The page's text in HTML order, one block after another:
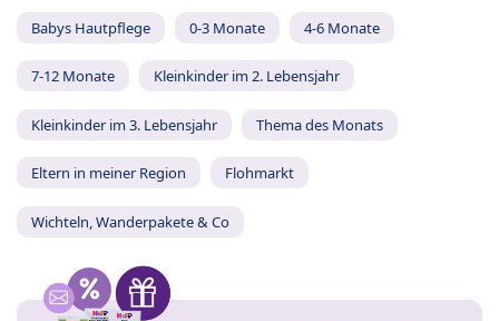
Babys Hautpflege 0-3 Monate 4-6 Monate
7-12 Monate Kleinkinder im 2. Lebensjahr
Kleinkinder im 3. Lebensjahr Thema des Monats
Eltern in meiner Region Flohmarkt
Wichteln, Wanderpakete & Co